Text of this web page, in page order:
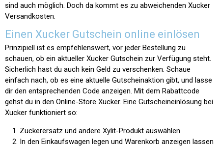
sind auch möglich. Doch da kommt es zu abweichenden Xucker
Versandkosten.
Einen Xucker Gutschein online einlösen
Prinzipiell ist es empfehlenswert, vor jeder Bestellung zu
schauen, ob ein aktueller Xucker Gutschein zur Verfügung steht.
Sicherlich hast du auch kein Geld zu verschenken. Schaue
einfach nach, ob es eine aktuelle Gutscheinaktion gibt, und lasse
dir den entsprechenden Code anzeigen. Mit dem Rabattcode
gehst du in den Online-Store Xucker. Eine Gutscheineinlösung bei
Xucker funktioniert so:
Zuckerersatz und andere Xylit-Produkt auswählen
In den Einkaufswagen legen und Warenkorb anzeigen lassen